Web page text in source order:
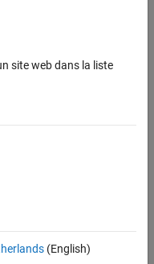
floating-point tolerance
site web dans la liste
(English)